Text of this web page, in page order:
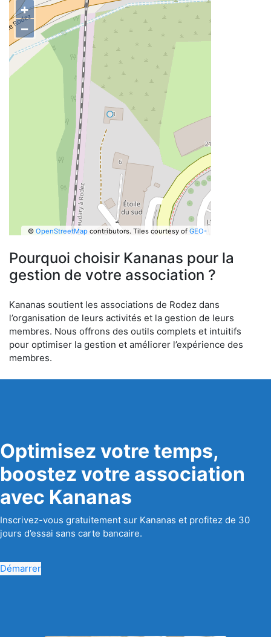
+
−
© OpenStreetMapcontributors. Tiles courtesy of GEO-
Pourquoi choisir Kananas pour la
gestion de votre association ?
Kananas soutient les associations de Rodez dans
l’organisation de leurs activités et la gestion de leurs
membres. Nous offrons des outils complets et intuitifs
pour optimiser la gestion et améliorer l’expérience des
membres.
Optimisez votre temps,
boostez votre association
avec Kananas
Inscrivez-vous gratuitement sur Kananas et profitez de 30
jours d’essai sans carte bancaire.
Démarrer